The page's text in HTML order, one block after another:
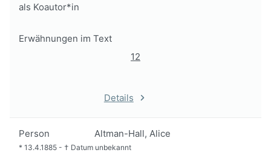
als Koautor*in
Erwähnungen im Text
12
Details
Person Altman-Hall, Alice
* 13.4.1885 - † Datum unbekannt